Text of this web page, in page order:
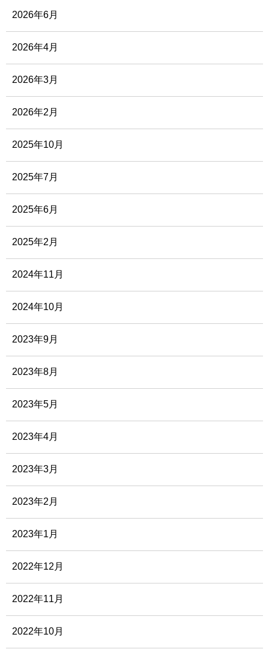
2026年6月
2026年4月
2026年3月
2026年2月
2025年10月
2025年7月
2025年6月
2025年2月
2024年11月
2024年10月
2023年9月
2023年8月
2023年5月
2023年4月
2023年3月
2023年2月
2023年1月
2022年12月
2022年11月
2022年10月